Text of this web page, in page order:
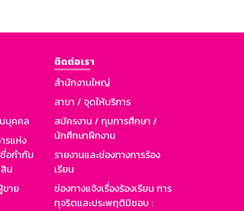
บุคคล
รแห่ง
อกำกับ
น
าย
ติดต่อเรา
สำนักงานใหญ่
สาขา / จุดให้บริการ
สมัครงาน / ทุนการศึกษา /
นักศึกษาฝึกงาน
รายงานและช่องทางการร้อง
เรียน
ช่องทางแจ้งเรื่องร้องเรียน การ
ทุจริตและประพฤติมิชอบ :